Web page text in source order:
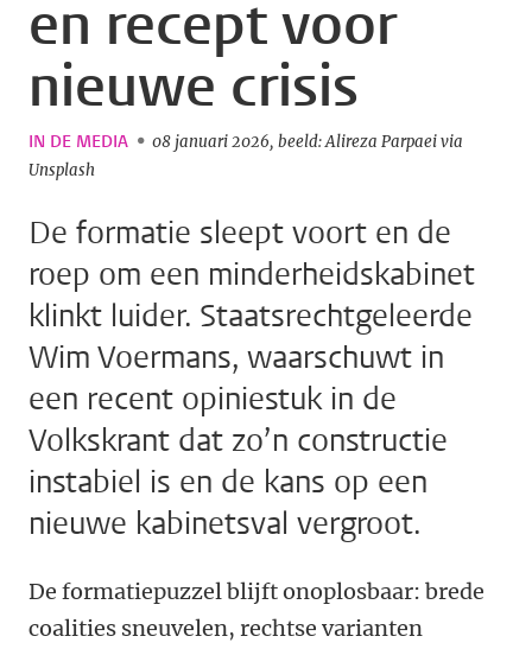
en recept voor
nieuwe crisis
IN DE MEDIA 08 januari 2026 beeld: Alireza Parpaei via
Unsplash
De formatie sleept voort en de
roep om een minderheidskabinet
klinkt luider. Staatsrechtgeleerde
Wim Voermans, waarschuwt in
een recent opiniestuk in de
Volkskrant dat zo’n constructie
instabiel is en de kans op een
nieuwe kabinetsval vergroot.
De formatiepuzzel blijft onoplosbaar: brede
coalities sneuvelen, rechtse varianten